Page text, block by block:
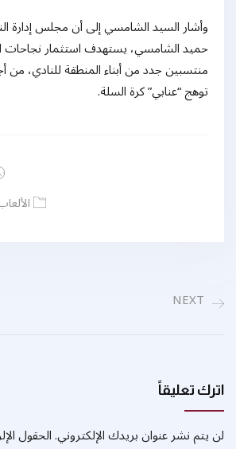
وأشار السيد الشامسي إلى أن مجلس إدارة
حميد الشامسي، يستهدف استثمار نجاحات
منتسبين جدد من أبناء المنطقة للنادي،
توهج “عنابي” كرة السلة.
NEXT
اترك تعليقاً
لن يتم نشر عنوان بريدك الإلكتروني.الحقول